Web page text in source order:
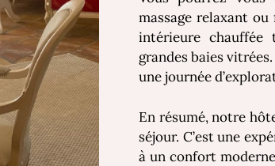
massage relaxant
intérieure
grandes baies
une journée
En résumé, notre
séjour. C’est une
à un confort